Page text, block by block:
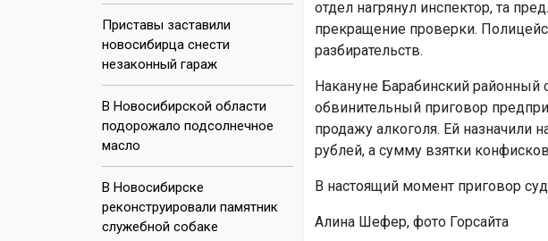
Приставы заставили
новосибирца снести
незаконный гараж
В Новосибирской области
подорожало подсолнечное
масло
В Новосибирске
реконструировали памятник
служебной собаке
отдел нагрянул инспектор, та
прекращение проверки.
разбирательств.
Накануне Барабинский районный
обвинительный приговор
продажу алкоголя. Ей назначили
рублей, а сумму взятки
В настоящий момент приговор
Алина Шефер, фото Горсайта